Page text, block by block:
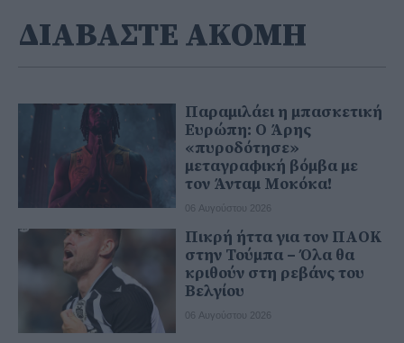
ΔΙΑΒΑΣΤΕ ΑΚΟΜΗ
Παραμιλάει η μπασκετική
Ευρώπη: Ο Άρης
«πυροδότησε»
μεταγραφική βόμβα με
τον Άνταμ Μοκόκα!
06 Αυγούστου 2026
Πικρή ήττα για τον ΠΑΟΚ
στην Τούμπα – Όλα θα
κριθούν στη ρεβάνς του
Βελγίου
06 Αυγούστου 2026